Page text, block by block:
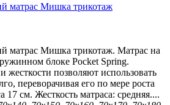
матрас Мишка трикотаж
матрас Мишка трикотаж. Матрас на
блоке Pocket Spring.
жесткости позволяют использовать
переворачивая его по мере роста
17 см. Жесткость матраса: средняя....